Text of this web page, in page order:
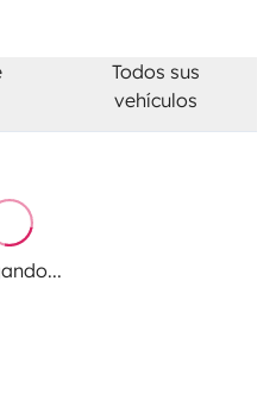
Todos sus
vehículos